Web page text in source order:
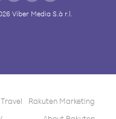
Viber Media S.à r.l.
Rakuten Marketing